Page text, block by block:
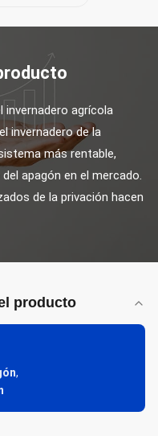
invernadero agrícola
invernadero de la
más rentable,
apagón en el mercado.
de la privación hacen
producto
,